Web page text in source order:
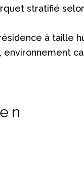
stratifié
à taille
environnement